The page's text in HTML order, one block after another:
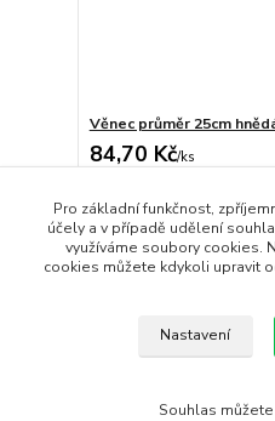
Věnec průměr 25cm
84,70 Kč/ks
Pro základní funkčnost,
účely a v případě udělení
využíváme soubory cookies.
cookies můžete kdykoli upravit
Nastavení
Souhlas